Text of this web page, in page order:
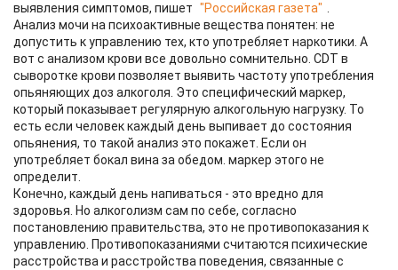
выявления симптомов, пишет "Российская газета"
Анализ мочи на психоактивные вещества понятен: не
допустить к управлению тех, кто употребляет наркотики. А
вот с анализом крови все довольно сомнительно. CDT в
сыворотке крови позволяет выявить частоту употребления
опьяняющих доз алкоголя. Это специфический маркер,
который показывает регулярную алкогольную нагрузку. То
есть если человек каждый день выпивает до состояния
опьянения, то такой анализ это покажет. Если он
употребляет бокал вина за обедом. маркер этого не
определит.
Конечно, каждый день напиваться - это вредно для
здоровья. Но алкоголизм сам по себе, согласно
постановлению правительства, это не противопоказания к
управлению. Противопоказаниями считаются психические
расстройства и расстройства поведения, связанные с